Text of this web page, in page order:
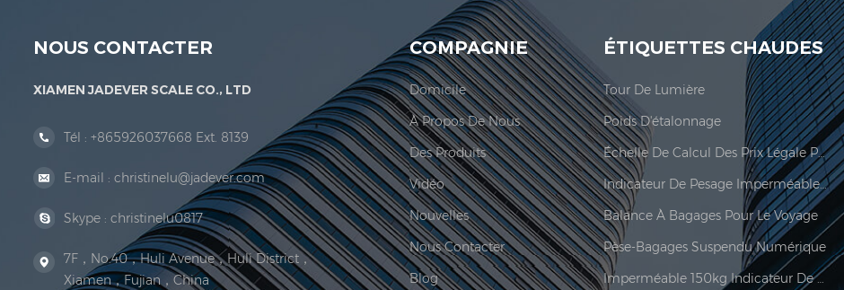
NOUS CONTACTER
XIAMEN JADEVER SCALE CO., LTD
Tél : +865926037668 Ext. 8139
E-mail : christinelu@jadever.com
Skype : christinelu0817
7F，No.40，Huli Avenue，Huli District，
Xiamen，Fujian，China
COMPAGNIE
Domicile
À Propos De Nous
Des Produits
Vidéo
Nouvelles
Nous Contacter
Blog
ÉTIQUETTES CHAUDES
Tour De Lumière
Poids D'étalonnage
Échelle De Calcul Des Prix Légale Pour Le Commerce
Indicateur De Pesage Imperméable Industriel Industriel Numérique LED
Balance À Bagages Pour Le Voyage
Pèse-Bagages Suspendu Numérique
Imperméable 150kg Indicateur De Pesée